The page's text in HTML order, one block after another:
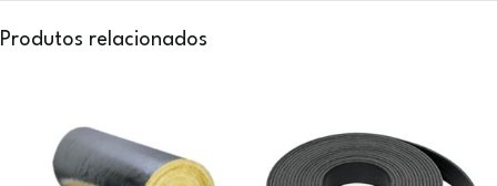
Produtos relacionados